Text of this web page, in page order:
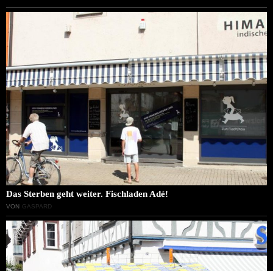
Das Sterben geht weiter. Fischladen Adé!
VON GASPARD